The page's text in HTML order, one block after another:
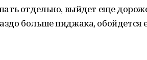
отдельно, выйдет еще
больше пиджака, обойдется